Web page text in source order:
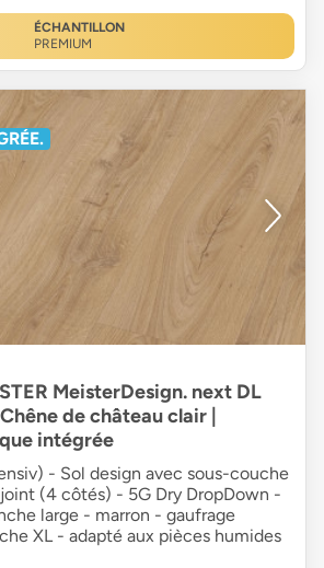
ÉCHANTILLON
PREMIUM
MeisterDesign. next DL
de château clair |
intégrée
- Sol design avec sous-couche
(4 côtés) - 5G Dry DropDown -
large - marron - gaufrage
XL - adapté aux pièces humides